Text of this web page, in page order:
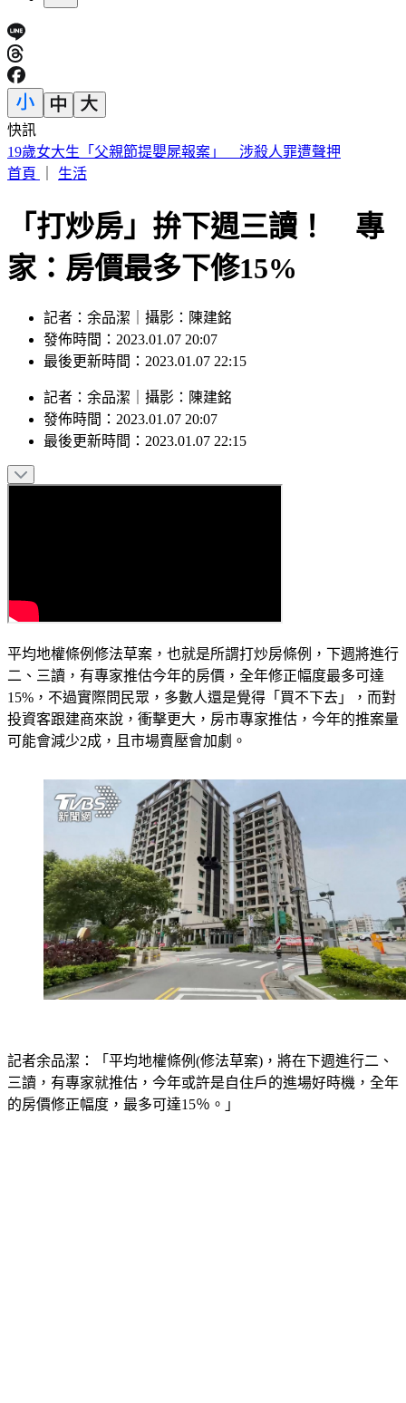
快訊
來辯論啊！鞭刑公投藍白分歧？黃國昌：白委將先4對4辯論
首頁
生活
「打炒房」拚下週三讀！ 專
家：房價最多下修15%
記者：余品潔｜攝影：陳建銘
發佈時間：2023.01.07 20:07
最後更新時間：2023.01.07 22:15
記者 ： 余品潔 攝影 ： 陳建銘
發佈時間： 2023.01.07 20:07
最後更新時間： 2023.01.07 22:15
平均地權條例修法草案，也就是所謂打炒房條例，下週將進行
二、三讀，有專家推估今年的房價，全年修正幅度最多可達
15%，不過實際問民眾，多數人還是覺得「買不下去」，而對
投資客跟建商來說，衝擊更大，房市專家推估，今年的推案量
可能會減少2成，且市場賣壓會加劇。
記者余品潔：「平均地權條例(修法草案)，將在下週進行二、
三讀，有專家就推估，今年或許是自住戶的進場好時機，全年
的房價修正幅度，最多可達15％。」